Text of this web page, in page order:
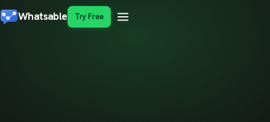
Whatsable Try Free